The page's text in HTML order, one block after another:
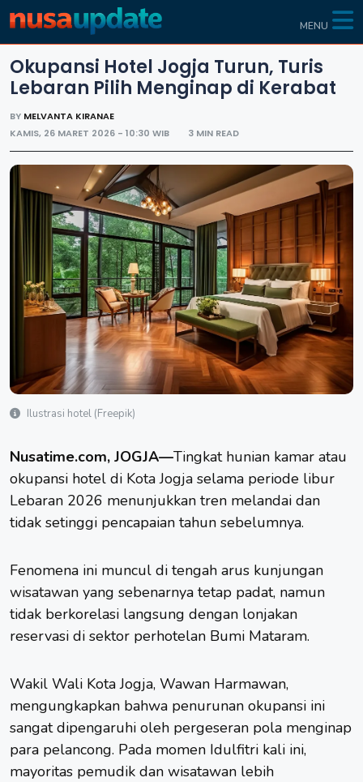
MENU
Okupansi Hotel Jogja Turun, Turis
Lebaran Pilih Menginap di Kerabat
BY MELVANTA KIRANAE
KAMIS, 26 MARET 2026 - 10:30 WIB
3 MIN READ
Ilustrasi hotel (Freepik)
Nusatime.com, JOGJA—Tingkat hunian kamar atau
okupansi hotel di Kota Jogja selama periode libur
Lebaran 2026 menunjukkan tren melandai dan
tidak setinggi pencapaian tahun sebelumnya.
Fenomena ini muncul di tengah arus kunjungan
wisatawan yang sebenarnya tetap padat, namun
tidak berkorelasi langsung dengan lonjakan
reservasi di sektor perhotelan Bumi Mataram.
Wakil Wali Kota Jogja, Wawan Harmawan,
mengungkapkan bahwa penurunan okupansi ini
sangat dipengaruhi oleh pergeseran pola menginap
para pelancong. Pada momen Idulfitri kali ini,
mayoritas pemudik dan wisatawan lebih